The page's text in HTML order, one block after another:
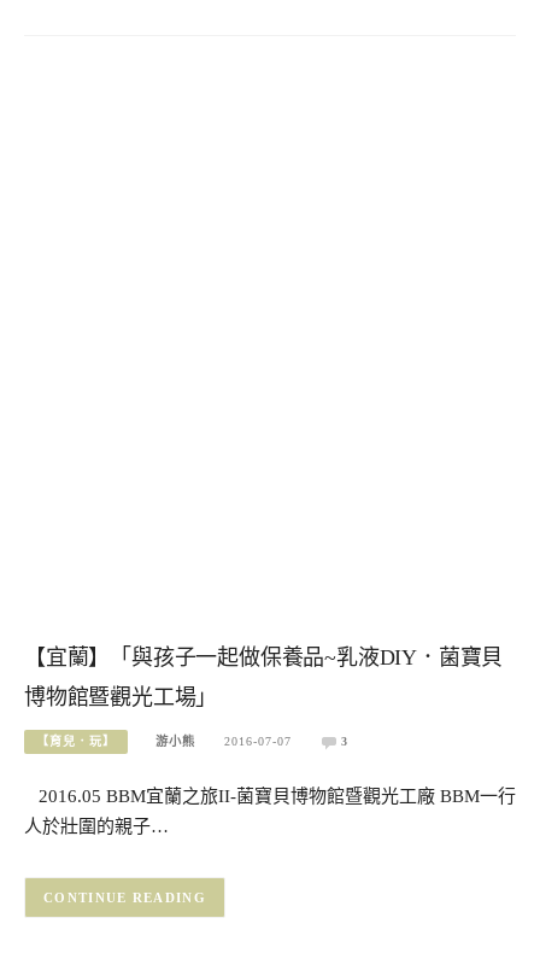
【宜蘭】「與孩子一起做保養品~乳液DIY．菌寶貝
博物館暨觀光工場」
【育兒．玩】 游小熊 2016-07-07 3
2016.05 BBM宜蘭之旅II-菌寶貝博物館暨觀光工廠 BBM一行
人於壯圍的親子…
CONTINUE READING